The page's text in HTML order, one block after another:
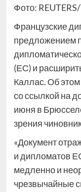
Фото:
Французские
предложением
(ЕС) и
Каллас. Об
со ссылкой на
июня в
зрения
«Документ
и дипломатов
медленно и
чрезвычайные